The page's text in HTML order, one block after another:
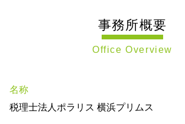
事務所概要
Office Overview
名称
税理士法人ポラリス 横浜プリムス